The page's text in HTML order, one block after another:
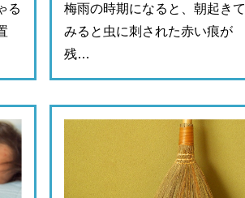
る
梅雨の時期になると、朝起きて
みると虫に刺された赤い痕が
残…